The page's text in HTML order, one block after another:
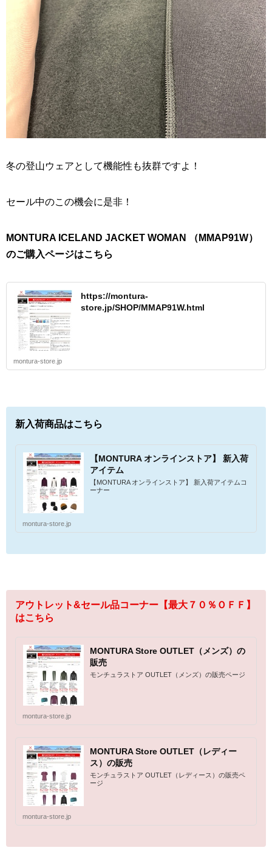
冬の登山ウェアとして機能性も抜群ですよ！
セール中のこの機会に是非！
MONTURA ICELAND JACKET WOMAN （MMAP91W）
のご購入ページはこちら
https://montura-
store.jp/SHOP/MMAP91W.html
montura-store.jp
新入荷商品はこちら
【MONTURA オンラインストア】 新入荷
アイテム
【MONTURA オンラインストア】 新入荷アイテムコ
ーナー
montura-store.jp
アウトレット&セール品コーナー【最大７０％ＯＦＦ】
はこちら
MONTURA Store OUTLET（メンズ）の
販売
モンチュラストア OUTLET（メンズ）の販売ページ
montura-store.jp
MONTURA Store OUTLET（レディー
ス）の販売
モンチュラストア OUTLET（レディース）の販売ペ
ージ
montura-store.jp